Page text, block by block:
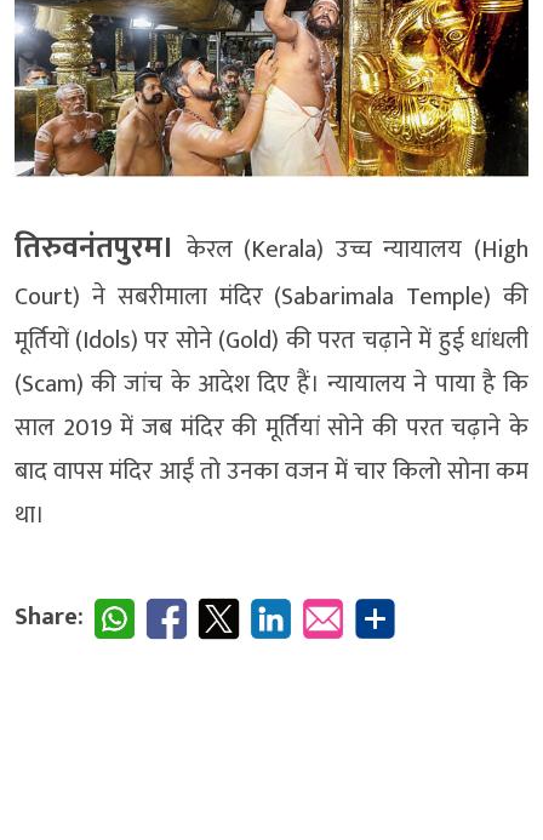
तिरुवनंतपुरम। केरल (Kerala) उच्च न्यायालय (High
Court) ने सबरीमाला मंदिर (Sabarimala Temple) की
मूर्तियों (Idols) पर सोने (Gold) की परत चढ़ाने में हुई धांधली
(Scam) की जांच के आदेश दिए हैं। न्यायालय ने पाया है कि
साल 2019 में जब मंदिर की मूर्तियां सोने की परत चढ़ाने के
बाद वापस मंदिर आईं तो उनका वजन में चार किलो सोना कम
था।
Share: